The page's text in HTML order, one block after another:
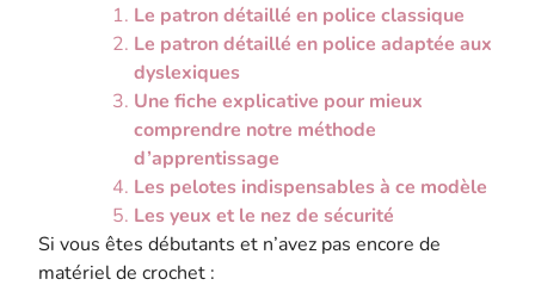
Le patron détaillé en police classique
Le patron détaillé en police adaptée aux
dyslexiques
Une fiche explicative pour mieux
comprendre notre méthode
d’apprentissage
Les pelotes indispensables à ce modèle
Les yeux et le nez de sécurité
Si vous êtes débutants et n’avez pas encore de
matériel de crochet :